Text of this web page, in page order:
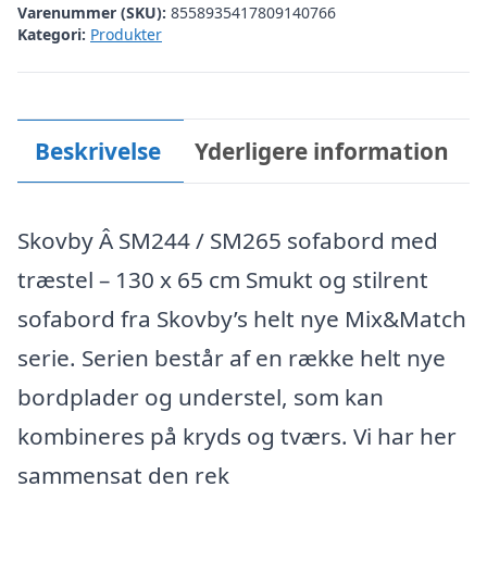
Varenummer (SKU): 8558935417809140766
Kategori: Produkter
Beskrivelse Yderligere information
Skovby Â SM244 / SM265 sofabord med
træstel – 130 x 65 cm Smukt og stilrent
sofabord fra Skovby’s helt nye Mix&Match
serie. Serien består af en række helt nye
bordplader og understel, som kan
kombineres på kryds og tværs. Vi har her
sammensat den rek